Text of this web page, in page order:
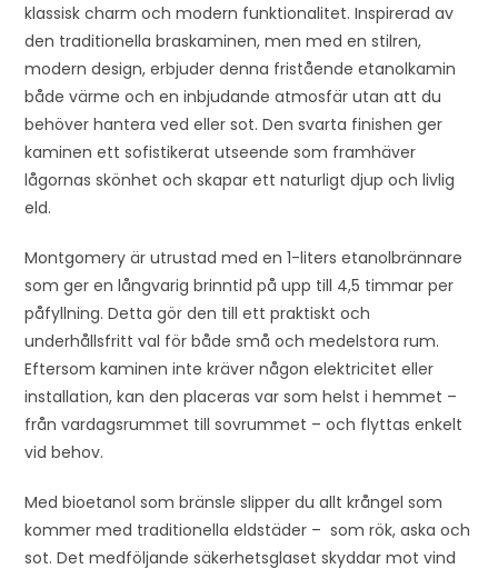
klassisk charm och modern funktionalitet. Inspirerad av
den traditionella braskaminen, men med en stilren,
modern design, erbjuder denna fristående etanolkamin
både värme och en inbjudande atmosfär utan att du
behöver hantera ved eller sot. Den svarta finishen ger
kaminen ett sofistikerat utseende som framhäver
lågornas skönhet och skapar ett naturligt djup och livlig
eld.
Montgomery är utrustad med en 1-liters etanolbrännare
som ger en långvarig brinntid på upp till 4,5 timmar per
påfyllning. Detta gör den till ett praktiskt och
underhållsfritt val för både små och medelstora rum.
Eftersom kaminen inte kräver någon elektricitet eller
installation, kan den placeras var som helst i hemmet –
från vardagsrummet till sovrummet – och flyttas enkelt
vid behov.
Med bioetanol som bränsle slipper du allt krångel som
kommer med traditionella eldstäder – som rök, aska och
sot. Det medföljande säkerhetsglaset skyddar mot vind